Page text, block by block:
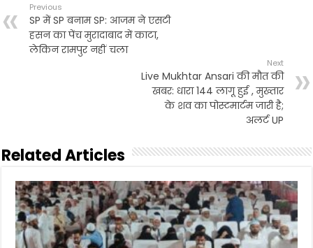
o
o
k
e
r
p
p
Previous
SP में SP बनाम SP: आजम ने एसटी
हसन का पेंच मुरादाबाद में काटा,
लेकिन रामपुर नहीं चला
Next
Live Mukhtar Ansari की मौत की
खबर: धारा 144 लागू हुई , मुख्तार
के शव का पोस्टमार्टम जारी है;
अलर्ट UP
Related Articles